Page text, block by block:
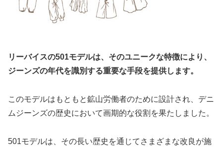
リーバイスの501モデルは、そのユニークな特徴により、
ジーンズの年代を識別する重要な手段を提供します。
このモデルはもともと鉱山労働者のために設計され、デニ
ムジーンズの歴史において画期的な役割を果たしました。
501モデルは、その長い歴史を通じてさまざまな改良が施